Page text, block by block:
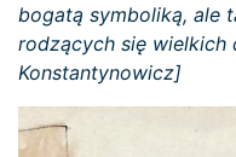
bogatą symboliką, ale
rodzących się wielkich
Konstantynowicz]